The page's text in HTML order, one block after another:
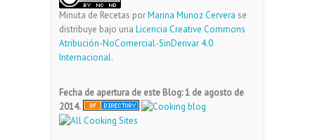
Minuta de Recetas porMarina Munoz Cervera se
distribuye bajo una Licencia Creative Commons
Atribución-NoComercial-SinDerivar 4.0
Internacional.
Fecha de apertura de este Blog: 1 de agosto de
2014.